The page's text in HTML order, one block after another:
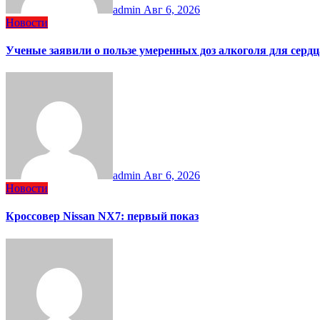
admin Авг 6, 2026
Новости
Ученые заявили о пользе умеренных доз алкоголя для
admin Авг 6, 2026
Новости
Кроссовер Nissan NX7: первый показ